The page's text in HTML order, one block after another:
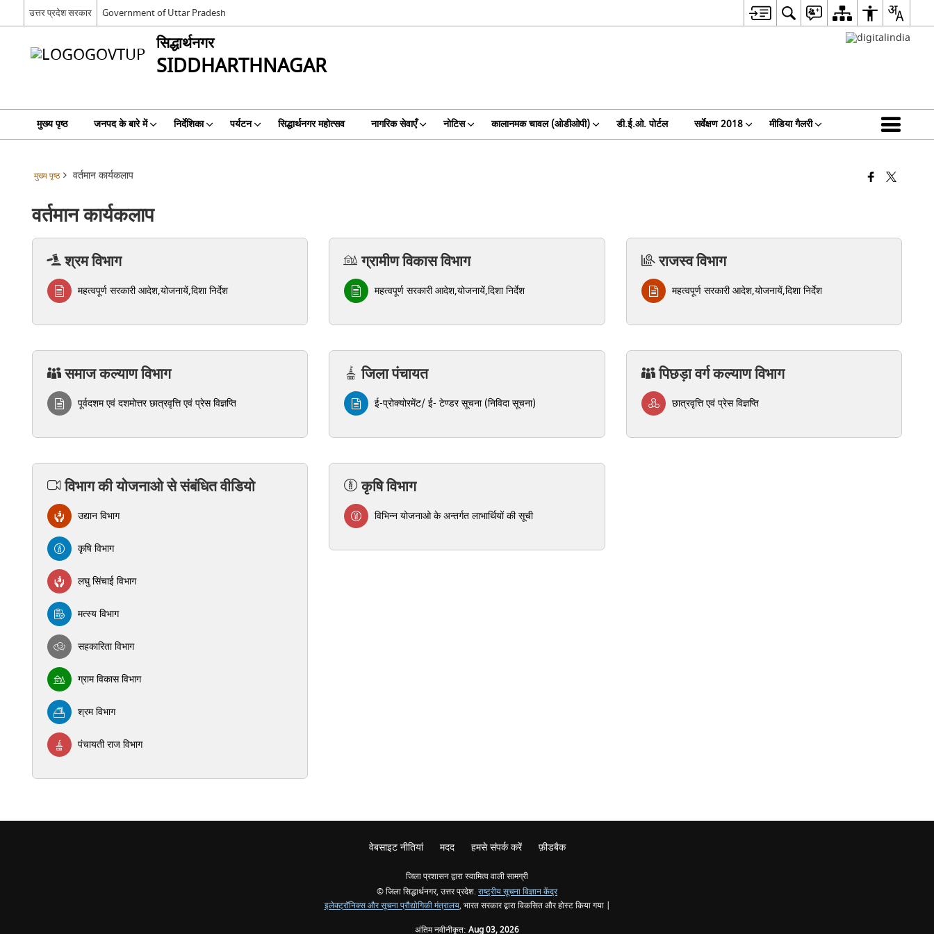
उत्तर प्रदेश सरकार Government of Uttar Pradesh
सिद्धार्थनगर
SIDDHARTHNAGAR
मुख्य पृष्ठ जनपद के बारे में निर्देशिका पर्यटन सिद्धार्थनगर महोत्सव नागरिक सेवाएँ नोटिस कालानमक चावल (ओडीओपी) डी.ई.ओ. पोर्टल सर्वेक्षण 2018 मीडिया गैलरी
मुख्य पृष्ठ वर्तमान कार्यकलाप
वर्तमान कार्यकलाप
श्रम विभाग
महत्वपूर्ण सरकारी आदेश,योजनायें,दिशा निर्देश
ग्रामीण विकास विभाग
महत्वपूर्ण सरकारी आदेश,योजनायें,दिशा निर्देश
राजस्व विभाग
महत्वपूर्ण सरकारी आदेश,योजनायें,दिशा निर्देश
समाज कल्याण विभाग
पूर्वदशम एवं दशमोत्तर छात्रवृत्ति एवं प्रेस विज्ञप्ति
जिला पंचायत
ई-प्रोक्योरमेंट/ ई- टेण्डर सूचना (निविदा सूचना)
पिछड़ा वर्ग कल्याण विभाग
छात्रवृत्ति एवं प्रेस विज्ञप्ति
विभाग की योजनाओ से संबंधित वीडियो
उद्यान विभाग
कृषि विभाग
लघु सिंचाई विभाग
मत्स्य विभाग
सहकारिता विभाग
ग्राम विकास विभाग
श्रम विभाग
पंचायती राज विभाग
कृषि विभाग
विभिन्न योजनाओ के अन्तर्गत लाभार्थियों की सूची
वेबसाइट नीतियां मदद हमसे संपर्क करें फ़ीडबैक
जिला प्रशासन द्वारा स्वामित्व वाली सामग्री
© जिला सिद्धार्थनगर, उत्तर प्रदेश.राष्ट्रीय सूचना विज्ञान केंद्र
इलेक्ट्रॉनिक्स और सूचना प्रौद्योगिकी मंत्रालय, भारत सरकार द्वारा विकसित और होस्ट किया गया |
अंतिम नवीनीकृत: Aug 03, 2026